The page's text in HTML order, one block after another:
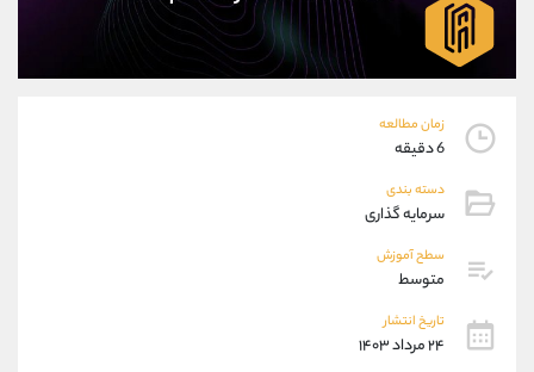
زمان مطالعه
6 دقیقه
دسته بندی
سرمایه گذاری
سطح آموزش
متوسط
تاریخ انتشار
۲۴ مرداد ۱۴۰۳
09194198792
واتساپ شروع گفتگو
تلگرام
پشتیبان فروش
موبایل
اطلاعات تماس